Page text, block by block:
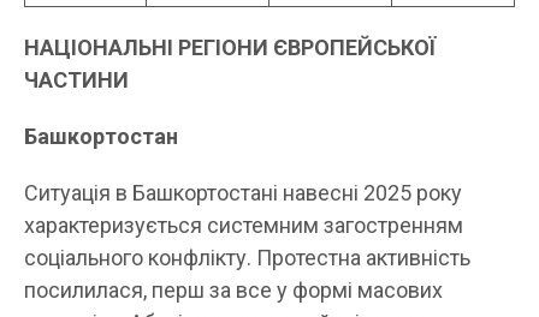
НАЦІОНАЛЬНІ РЕГІОНИ ЄВРОПЕЙСЬКОЇ
ЧАСТИНИ
Башкортостан
Ситуація в Башкортостані навесні 2025 року
характеризується системним загостренням
соціального конфлікту. Протестна активність
посилилася, перш за все у формі масових